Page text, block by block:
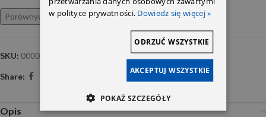
Porównywarka Ulubione
SKU: 000000000927
Share:
Opis
w polityce prywatności. Dowiedz się więcej »
AKCEPTUJ WSZYSTKIE
ODRZUĆ WSZYSTKIE
POKAŻ SZCZEGÓŁY